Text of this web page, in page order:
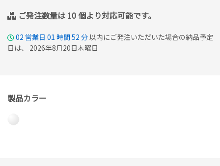
ご発注数量は 10 個より対応可能です。
02 営業日 01 時間52 分以内にご発注いただいた場合の納品予定
日は、 2026年8月20日木曜日
製品カラー